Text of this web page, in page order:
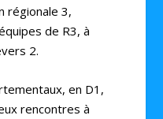
régionale 3,
de R3, à
2.
en D1,
rencontres à